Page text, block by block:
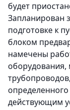
будет
Запланирован
подготовке к
блоком
намечены
определенного
действующим